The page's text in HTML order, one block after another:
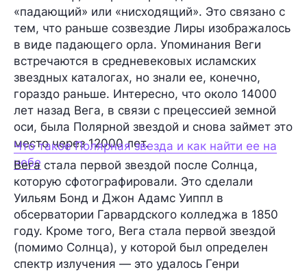
«падающий» или «нисходящий». Это связано с
тем, что раньше созвездие Лиры изображалось
в виде падающего орла. Упоминания Веги
встречаются в средневековых исламских
звездных каталогах, но знали ее, конечно,
гораздо раньше. Интересно, что около 14000
лет назад Вега, в связи с прецессией земной
оси, была Полярной звездой и снова займет это
место через 12000 лет.
Что такое Полярная звезда и как найти ее на
небе
Вега стала первой звездой после Солнца,
которую сфотографировали. Это сделали
Уильям Бонд и Джон Адамс Уиппл в
обсерватории Гарвардского колледжа в 1850
году. Кроме того, Вега стала первой звездой
(помимо Солнца), у которой был определен
спектр излучения — это удалось Генри